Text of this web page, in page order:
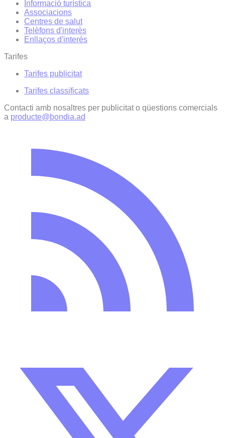
Informació turística
Associacions
Centres de salut
Telèfons d'interès
Enllaços d'interés
Tarifes
Tarifes publicitat
Tarifes classificats
Contacti amb nosaltres per publicitat o qüestions comercials
a producte@bondia.ad